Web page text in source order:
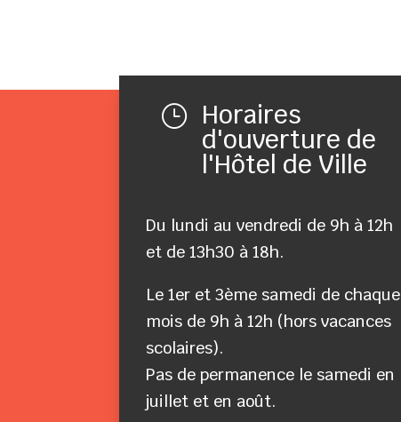
} Horaires
d'ouverture de
l'Hôtel de Ville
Du lundi au vendredi de 9h à 12h
et de 13h30 à 18h.
Le 1er et 3ème samedi de chaque
mois de 9h à 12h (hors vacances
scolaires).
Pas de permanence le samedi en
juillet et en août.